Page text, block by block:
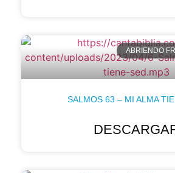
ABRIENDO
SALMOS 63 – MI ALMA